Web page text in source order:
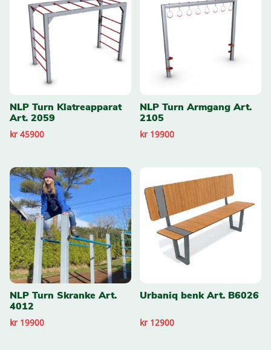
NLP Turn Klatreapparat
Art. 2059
kr 45900
NLP Turn Armgang Art.
2105
kr 19900
NLP Turn Skranke Art.
4012
kr 19900
Urbaniq benk Art. B6026
kr 12900